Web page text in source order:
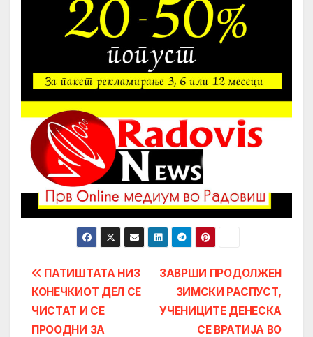
Post
navigation
ЗАВРШИ ПРОДОЛЖЕН
ЗИМСКИ РАСПУСТ,
УЧЕНИЦИТЕ ДЕНЕСКА
СЕ ВРАТИЈА ВО
ПАТИШТАТА НИЗ
КОНЕЧКИОТ ДЕЛ СЕ
ЧИСТАТ И СЕ
ПРООДНИ ЗА